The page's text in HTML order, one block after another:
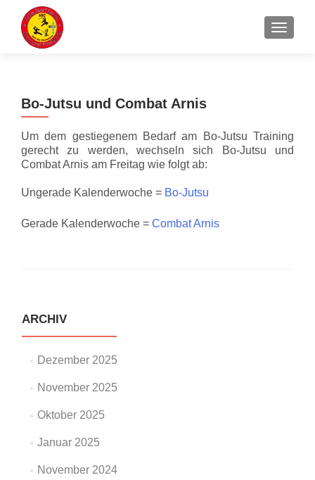
MENU
Bo-Jutsu und Combat Arnis
Um dem gestiegenem Bedarf am Bo-Jutsu Training
gerecht zu werden, wechseln sich Bo-Jutsu und
Combat Arnis am Freitag wie folgt ab:
Ungerade Kalenderwoche = Bo-Jutsu
Gerade Kalenderwoche = Combat Arnis
ARCHIV
Dezember 2025
November 2025
Oktober 2025
Januar 2025
November 2024